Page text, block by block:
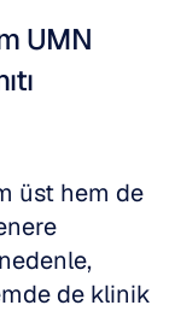
UMN
üst hem de
de klinik